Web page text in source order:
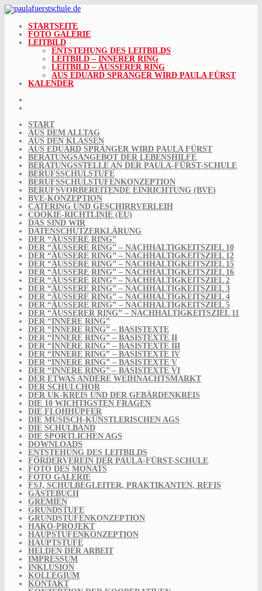
Skip
to
content STARTSEITE
FOTO GALERIE
LEITBILD
ENTSTEHUNG DES LEITBILDS
LEITBILD – INNERER RING
LEITBILD – ÄUSSERER RING
AUS EDUARD SPRANGER WIRD PAULA FÜRST
KALENDER
START
AUS DEM ALLTAG
AUS DEN KLASSEN
AUS EDUARD SPRANGER WIRD PAULA FÜRST
BERATUNGSANGEBOT DER LEBENSHILFE
BERATUNGSSTELLE AN DER PAULA-FÜRST-SCHULE
BERUFSSCHULSTUFE
BERUFSSCHULSTUFENKONZEPTION
BERUFSVORBEREITENDE EINRICHTUNG (BVE)
BVE-KONZEPTION
CATERING UND GESCHIRRVERLEIH
COOKIE-RICHTLINIE (EU)
DAS SIND WIR
DATENSCHUTZERKLÄRUNG
DER “ÄUSSERE RING”
DER “ÄUSSERE RING” – NACHHALTIGKEITSZIEL 10
DER “ÄUSSERE RING” – NACHHALTIGKEITSZIEL 12
DER “ÄUSSERE RING” – NACHHALTIGKEITSZIEL 15
DER “ÄUSSERE RING” – NACHHALTIGKEITSZIEL 16
DER “ÄUSSERE RING” – NACHHALTIGKEITSZIEL 2
DER “ÄUSSERE RING” – NACHHALTIGKEITSZIEL 3
DER “ÄUSSERE RING” – NACHHALTIGKEITSZIEL 4
DER “ÄUSSERE RING” – NACHHALTIGKEITSZIEL 5
DER “ÄUSSERER RING” – NACHHALTIGKEITSZIEL 11
DER “INNERE RING”
DER “INNERE RING” – BASISTEXTE
DER “INNERE RING” – BASISTEXTE II
DER “INNERE RING” – BASISTEXTE III
DER “INNERE RING” – BASISTEXTE IV
DER “INNERE RING” – BASISTEXTE V
DER “INNERE RING” – BASISTEXTE VI
DER ETWAS ANDERE WEIHNACHTSMARKT
DER SCHULCHOR
DER UK-KREIS UND DER GEBÄRDENKREIS
DIE 10 WICHTIGSTEN FRAGEN
DIE FLOHHÜPFER
DIE MUSISCH-KÜNSTLERISCHEN AGS
DIE SCHULBAND
DIE SPORTLICHEN AGS
DOWNLOADS
ENTSTEHUNG DES LEITBILDS
FÖRDERVEREIN DER PAULA-FÜRST-SCHULE
FOTO DES MONATS
FOTO GALERIE
FSJ, SCHULBEGLEITER, PRAKTIKANTEN, REFIS
GÄSTEBUCH
GREMIEN
GRUNDSTUFE
GRUNDSTUFENKONZEPTION
HAKO-PROJEKT
HAUPSTUFENKONZEPTION
HAUPTSTUFE
HELDEN DER ARBEIT
IMPRESSUM
INKLUSION
KOLLEGIUM
KONTAKT